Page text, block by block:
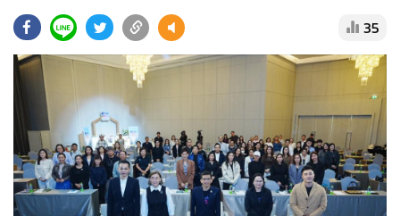
• CbizReview
• Cyber BIZ
•
ผู้จัดกวน
•
Good health & Well-being
Green Innovation & SD
• Management & HR
• MGR Live
35